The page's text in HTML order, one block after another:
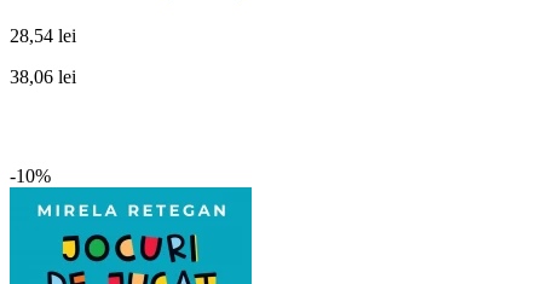
28,54 lei
38,06 lei
-10%